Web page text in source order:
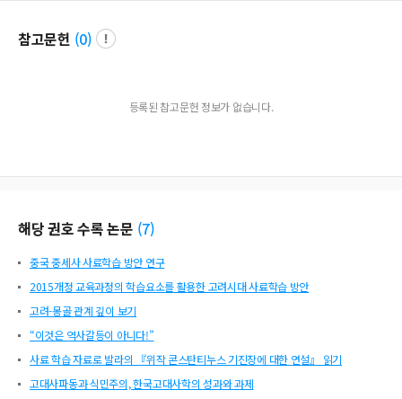
참고문헌 (0)
등록된 참고문헌 정보가 없습니다.
해당 권호 수록 논문 (7)
중국 중세사 사료학습 방안 연구
2015개정 교육과정의 학습요소를 활용한 고려시대 사료학습 방안
고려-몽골 관계 깊이 보기
“이것은 역사갈등이 아니다!”
사료 학습 자료로 발라의 『위작 콘스탄티누스 기진장에 대한 연설』 읽기
고대사파동과 식민주의, 한국고대사학의 성과와 과제